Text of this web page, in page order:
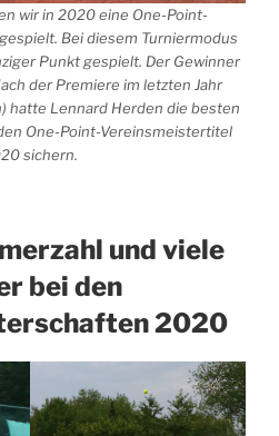
wir in 2020 eine One-Point-
Bei diesem Turniermodus
Punkt gespielt. Der Gewinner
der Premiere im letzten Jahr
hatte Lennard Herden die besten
One-Point-Vereinsmeistertitel
sichern.
und viele
bei den
2020